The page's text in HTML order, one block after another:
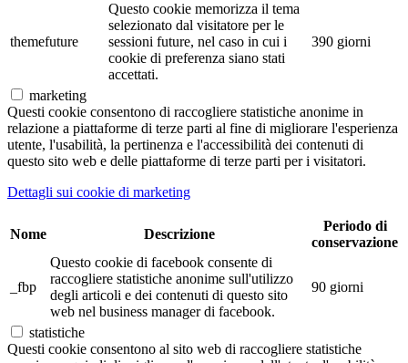
themefuture
Questo cookie memorizza il tema
selezionato dal visitatore per le
sessioni future, nel caso in cui i
cookie di preferenza siano stati
accettati.
390 giorni
marketing
Questi cookie consentono di raccogliere statistiche anonime in
relazione a piattaforme di terze parti al fine di migliorare l'esperienza
utente, l'usabilità, la pertinenza e l'accessibilità dei contenuti di
questo sito web e delle piattaforme di terze parti per i visitatori.
Dettagli sui cookie di marketing
Nome Descrizione
Periodo di
conservazione
_fbp
Questo cookie di facebook consente di
raccogliere statistiche anonime sull'utilizzo
degli articoli e dei contenuti di questo sito
web nel business manager di facebook.
90 giorni
statistiche
Questi cookie consentono al sito web di raccogliere statistiche